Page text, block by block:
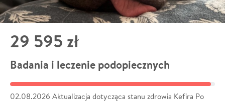
29 595 zł
Badania i leczenie podopiecznych
02.08.2026 Aktualizacja dotycząca stanu zdrowia Kefira Po